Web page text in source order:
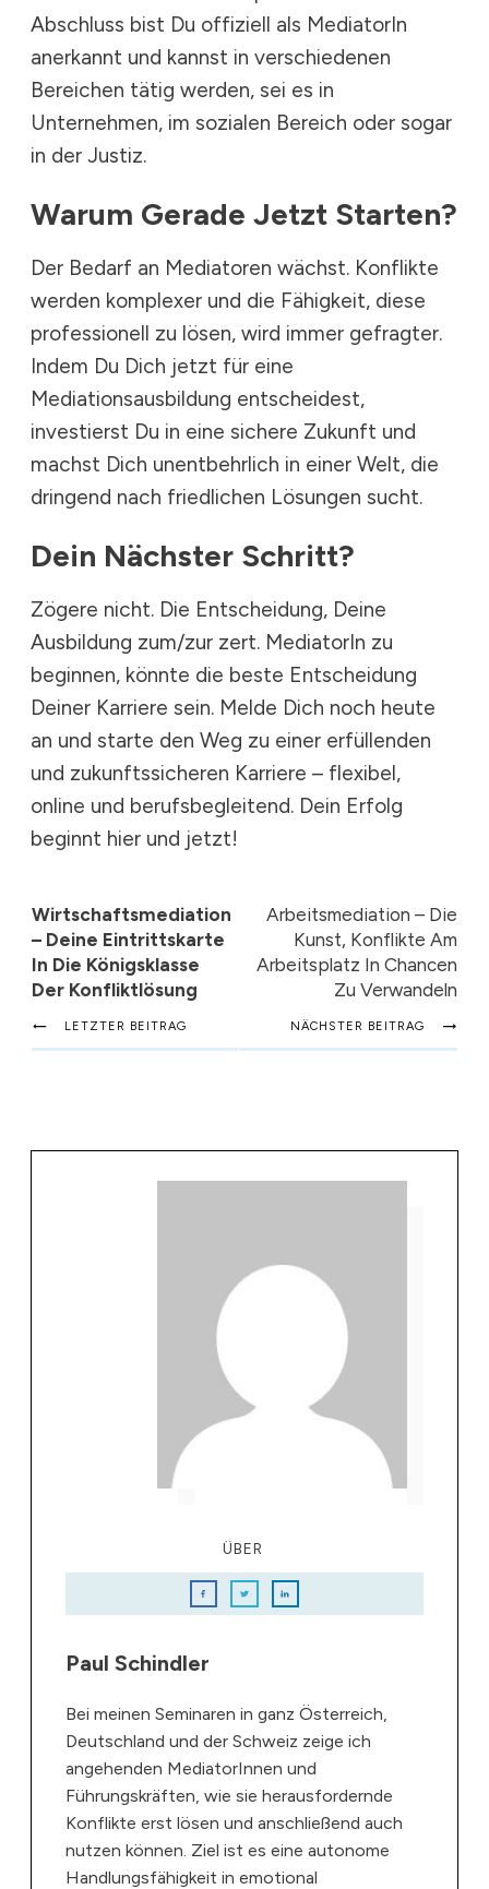
Abschluss bist Du offiziell als MediatorIn
anerkannt und kannst in verschiedenen
Bereichen tätig werden, sei es in
Unternehmen, im sozialen Bereich oder sogar
in der Justiz.
Warum Gerade Jetzt Starten?
Der Bedarf an Mediatoren wächst. Konflikte
werden komplexer und die Fähigkeit, diese
professionell zu lösen, wird immer gefragter.
Indem Du Dich jetzt für eine
Mediationsausbildung entscheidest,
investierst Du in eine sichere Zukunft und
machst Dich unentbehrlich in einer Welt, die
dringend nach friedlichen Lösungen sucht.
Dein Nächster Schritt?
Zögere nicht. Die Entscheidung, Deine
Ausbildung zum/zur zert. MediatorIn zu
beginnen, könnte die beste Entscheidung
Deiner Karriere sein. Melde Dich noch heute
an und starte den Weg zu einer erfüllenden
und zukunftssicheren Karriere – flexibel,
online und berufsbegleitend. Dein Erfolg
beginnt hier und jetzt!
Wirtschaftsmediation
– Deine Eintrittskarte
In Die Königsklasse
Der Konfliktlösung
Arbeitsmediation – Die
Kunst, Konflikte Am
Arbeitsplatz In Chancen
Zu Verwandeln
LETZTER BEITRAG NÄCHSTER BEITRAG
ÜBER
Paul Schindler
Bei meinen Seminaren in ganz Österreich,
Deutschland und der Schweiz zeige ich
angehenden MediatorInnen und
Führungskräften, wie sie herausfordernde
Konflikte erst lösen und anschließend auch
nutzen können. Ziel ist es eine autonome
Handlungsfähigkeit in emotional